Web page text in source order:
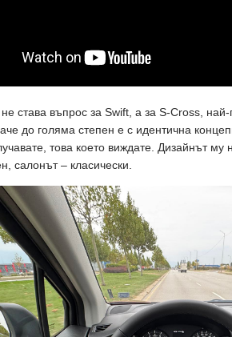
става въпрос за Swift, а за S-Cross,
до голяма степен е с идентична
това което виждате. Дизайнът
салонът – класически.